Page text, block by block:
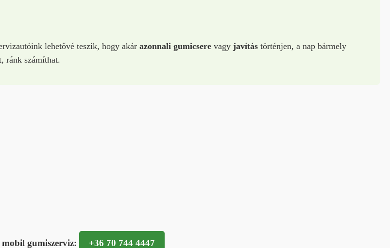
lehetővé teszik, hogy akár azonnali gumicsere vagy javítás történjen, a nap bármely
ránk számíthat.
gumiszerviz: +36 70 744 4447